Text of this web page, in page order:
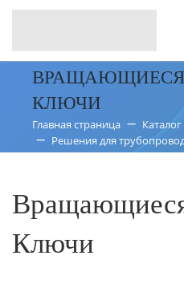
ВРАЩАЮЩИЕСЯ
КЛЮЧИ
Главная страница
Каталог
Решения для
Ключи